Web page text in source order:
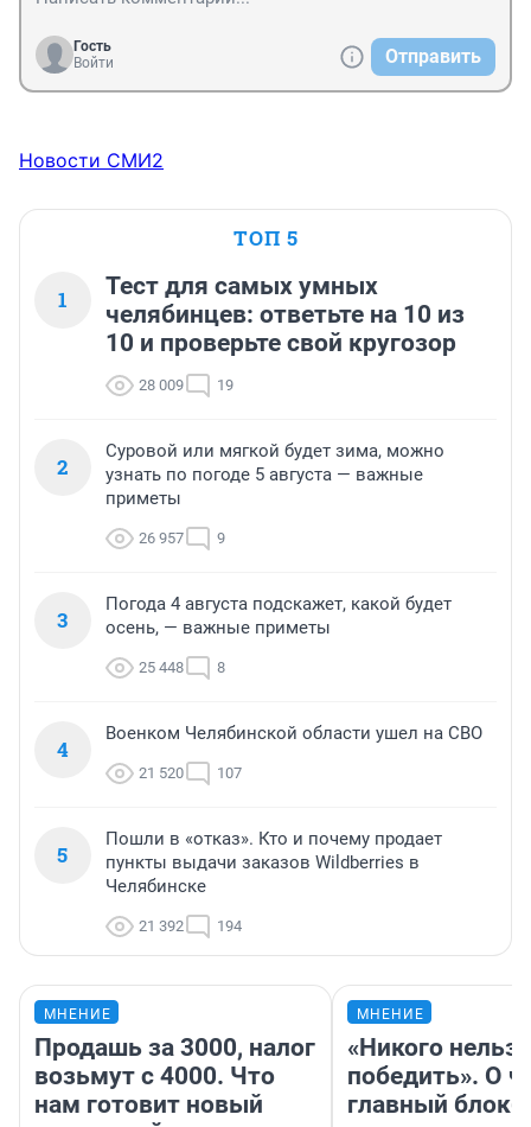
Гость
Войти
Отправить
Новости СМИ2
ТОП 5
1
Тест для самых умных
челябинцев: ответьте на 10 из
10 и проверьте свой кругозор
28 009 19
2
Суровой или мягкой будет зима, можно
узнать по погоде 5 августа — важные
приметы
26 957 9
3
Погода 4 августа подскажет, какой будет
осень, — важные приметы
25 448 8
4
Военком Челябинской области ушел на СВО
21 520 107
5
Пошли в «отказ». Кто и почему продает
пункты выдачи заказов Wildberries в
Челябинске
21 392 194
МНЕНИЕ
Продашь за 3000, налог
возьмут с 4000. Что
нам готовит новый
МНЕНИЕ
«Никого нельзя
победить». О
главный